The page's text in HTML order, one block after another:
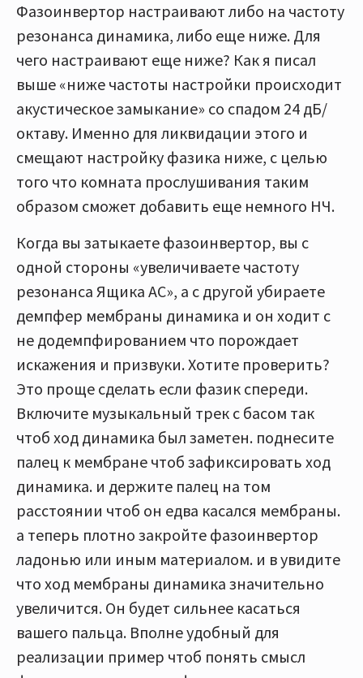
Фазоинвертор настраивают либо на частоту
резонанса динамика, либо еще ниже. Для
чего настраивают еще ниже? Как я писал
выше «ниже частоты настройки происходит
акустическое замыкание» со спадом 24 дБ/
октаву. Именно для ликвидации этого и
смещают настройку фазика ниже, с целью
того что комната прослушивания таким
образом сможет добавить еще немного НЧ.
Когда вы затыкаете фазоинвертор, вы с
одной стороны «увеличиваете частоту
резонанса Ящика АС», а с другой убираете
демпфер мембраны динамика и он ходит с
не додемпфированием что порождает
искажения и призвуки. Хотите проверить?
Это проще сделать если фазик спереди.
Включите музыкальный трек с басом так
чтоб ход динамика был заметен. поднесите
палец к мембране чтоб зафиксировать ход
динамика. и держите палец на том
расстоянии чтоб он едва касался мембраны.
а теперь плотно закройте фазоинвертор
ладонью или иным материалом. и в увидите
что ход мембраны динамика значительно
увеличится. Он будет сильнее касаться
вашего пальца. Вполне удобный для
реализации пример чтоб понять смысл